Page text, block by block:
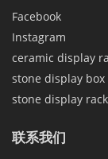
Facebook
Instagram
ceramic display
stone display box
stone display rack
联系我们